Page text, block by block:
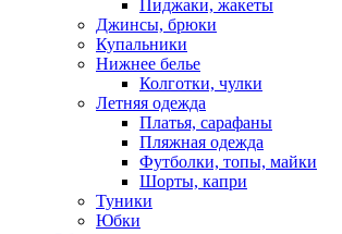
Пиджаки, жакеты
Джинсы, брюки
Купальники
Нижнее белье
Колготки, чулки
Летняя одежда
Платья, сарафаны
Пляжная одежда
Футболки, топы, майки
Шорты, капри
Туники
Юбки